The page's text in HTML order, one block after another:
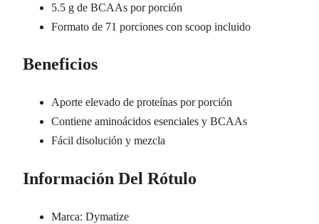
5.5 g de BCAAs por porción
Formato de 71 porciones con scoop incluido
Beneficios
Aporte elevado de proteínas por porción
Contiene aminoácidos esenciales y BCAAs
Fácil disolución y mezcla
Información Del Rótulo
Marca: Dymatize